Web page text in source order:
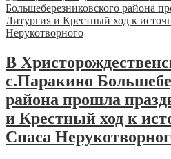
В
с.Паракино
района прошла
и Крестный ход к
Спаса